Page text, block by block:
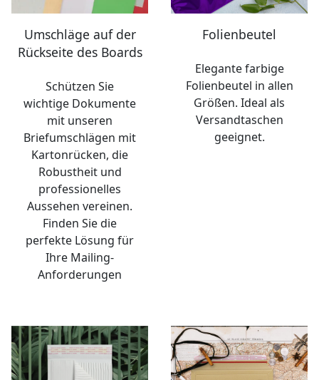
Umschläge auf der
Rückseite des Boards
Schützen Sie
wichtige Dokumente
mit unseren
Briefumschlägen mit
Kartonrücken, die
Robustheit und
professionelles
Aussehen vereinen.
Finden Sie die
perfekte Lösung für
Ihre Mailing-
Anforderungen
Folienbeutel
Elegante farbige
Folienbeutel in allen
Größen. Ideal als
Versandtaschen
geeignet.